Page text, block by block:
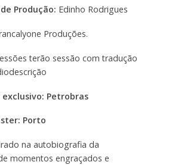
Produção: Edinho Rodrigues
Produções.
terão sessão com tradução
Petrobras
Porto
na autobiografia da
momentos engraçados e